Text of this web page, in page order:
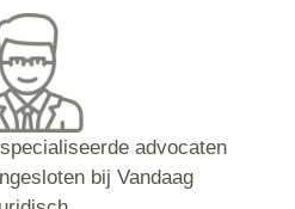
advocaten
bij Vandaag